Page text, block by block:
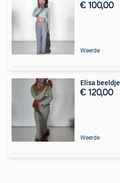
€ 100,00
Weerde
Elisa beeldje
€ 120,00
Weerde